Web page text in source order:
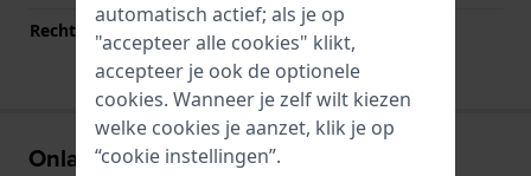
Rechte bandaanzet
Onlangs bekeken
automatisch actief; als je op
"accepteer alle cookies" klikt,
accepteer je ook de optionele
cookies. Wanneer je zelf wilt kiezen
welke cookies je aanzet, klik je op
“cookie instellingen”.